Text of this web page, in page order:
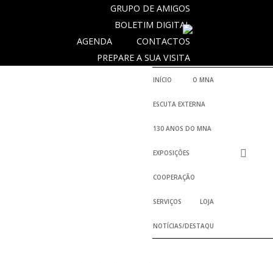
O
GRUPO DE AMIGOS
BOLETIM DIGITAL
CONTACTOS
AGENDA
PREPARE A SUA VISITA
INÍCIO O MNA
ESCUTA EXTERNA
130 ANOS DO MNA
EXPOSIÇÕES
COOPERAÇÃO
SERVIÇOS LOJA
NOTÍCIAS/DESTAQUES